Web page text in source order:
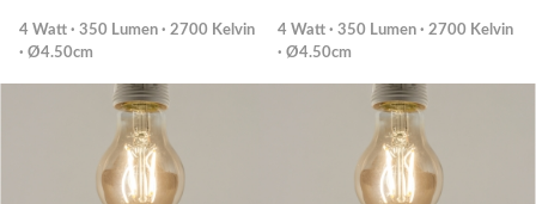
4 Watt · 350 Lumen · 2700 Kelvin
· Ø4.50cm
4 Watt · 350 Lumen · 2700 Kelvin
· Ø4.50cm